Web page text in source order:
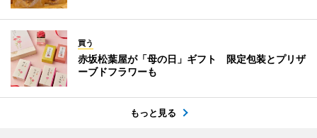
買う
赤坂松葉屋が「母の日」ギフト 限定包装とプリザ
ーブドフラワーも
もっと見る